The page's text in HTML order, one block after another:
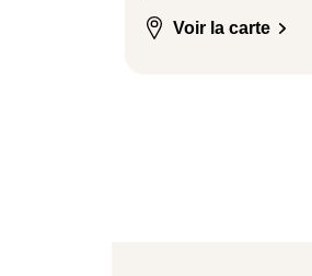
Voir la carte